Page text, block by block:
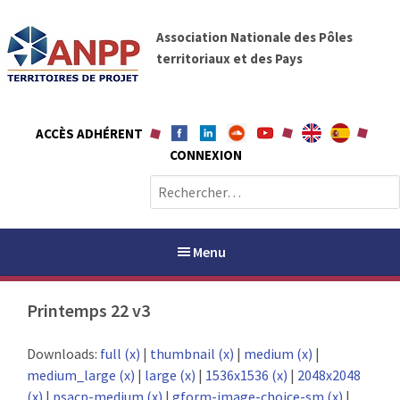
t
A
N
P
P
Association Nationale des Pôles
territoriaux et des Pays
ACCÈS ADHÉRENT
CONNEXION
e
c
c
e
r
Menu
ANPP
Printemps 22 v3
Downloads: full (x) | thumbnail (x) | medium (x) |
medium_large (x) | large (x) | 1536x1536 (x) | 2048x2048
(x) | psacp-medium (x) | gform-image-choice-sm (x) |